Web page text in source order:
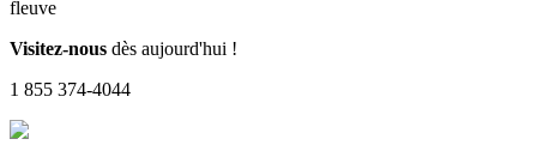
Visitez-nous dès aujourd'hui !
1 855 374-4044